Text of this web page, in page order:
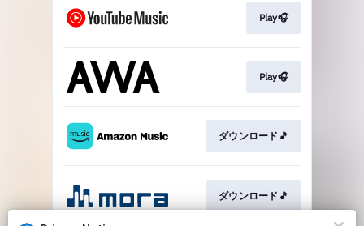
Play🎧
Play🎧
ダウンロード🎵
ダウンロード🎵